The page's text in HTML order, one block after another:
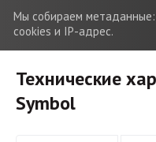
Мы собираем метаданные:
cookies и IP-адрес.
Технические
Symbol